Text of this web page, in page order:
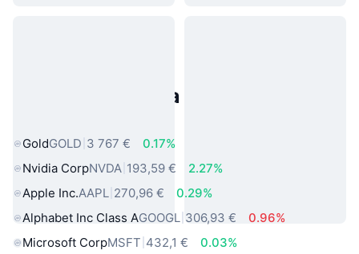
Populárne aktíva z reálneho
GoldGOLD 3 767 €
0.17%
Nvidia CorpNVDA 193,59 €
2.27%
Apple Inc.AAPL 270,96 €
0.29%
Alphabet Inc Class AGOOGL 306,93 €
0.96%
Microsoft CorpMSFT 432,1 € 0.03%